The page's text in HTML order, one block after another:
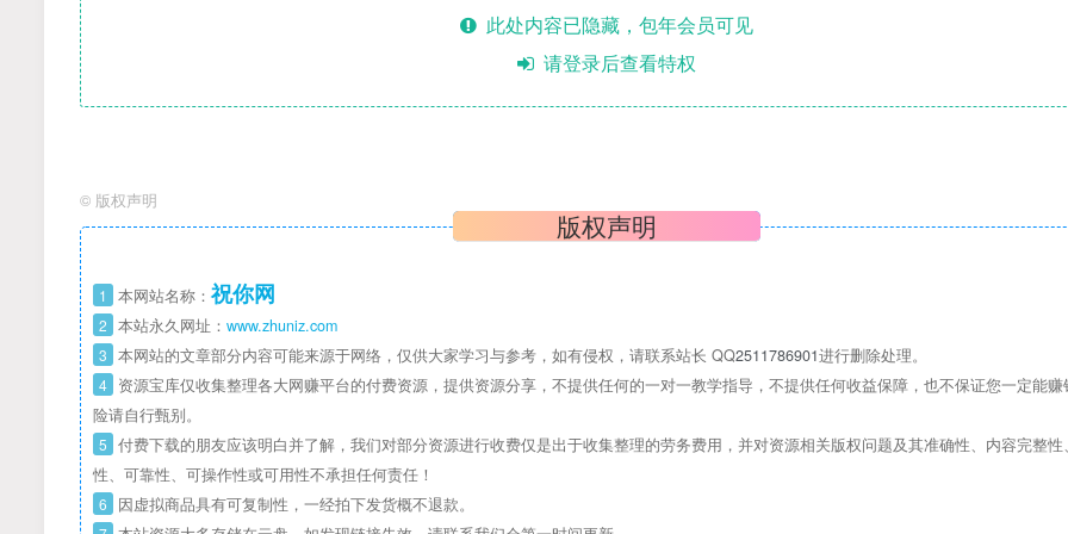
此处内容已隐藏，包年会员可见
请登录后查看特权
© 版权声明
版权声明
1 本网站名称： 祝你网
2 本站永久网址： www.zhuniz.com
3 本网站的文章部分内容可能来源于网络，仅供大家学习与参考，如有侵权，请联系站长 QQ2511786901进行删除处理。
4 资源宝库仅收集整理各大网赚平台的付费资源，提供资源分享，不提供任何的一对一教学指导，不提供任何收益保障，也不保证您一定能赚
险请自行甄别。
5 付费下载的朋友应该明白并了解，我们对部分资源进行收费仅是出于收集整理的劳务费用，并对资源相关版权问题及其准确性、内容完整性
性、可靠性、可操作性或可用性不承担任何责任！
6 因虚拟商品具有可复制性，一经拍下发货概不退款。